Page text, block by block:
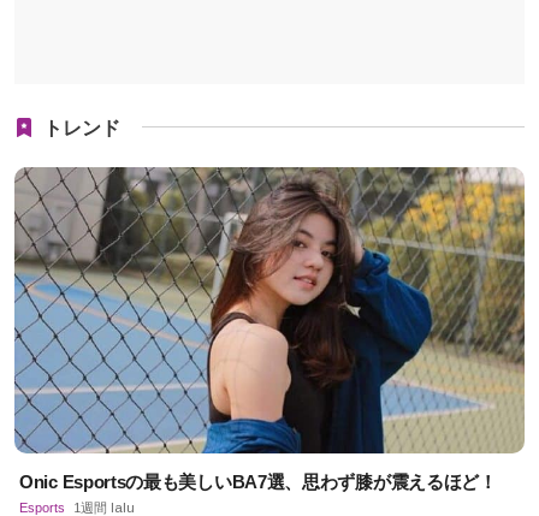
トレンド
Onic Esportsの最も美しいBA7選、思わず膝が震えるほど！
Esports 1週間 lalu